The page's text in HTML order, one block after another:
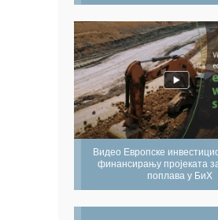
Видео Европске
финансирању пројеката
поплава у БиХ